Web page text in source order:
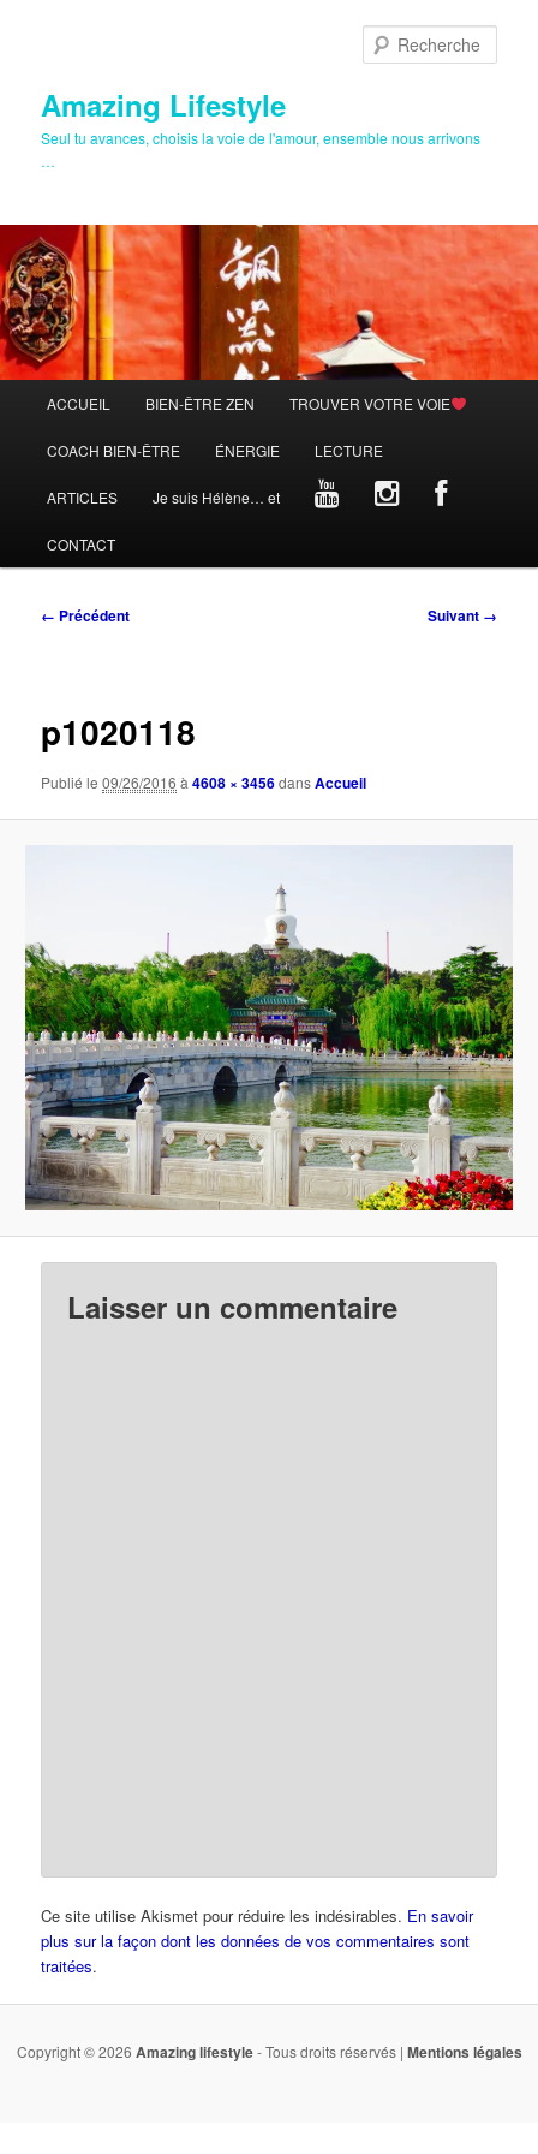
Amazing Lifestyle
Seul tu avances, choisis la voie de l'amour, ensemble nous arrivons
…
principal
ACCUEIL BIEN-ÊTRE ZEN TROUVER VOTRE VOIE
COACH BIEN-ÊTRE ÉNERGIE LECTURE
ARTICLES Je suis Hélène… et
CONTACT
Navigation
← Précédent Suivant →
p1020118
Publié le09/26/2016 à4608 × 3456dansAccueil
Laisser un commentaire
Ce site utilise Akismet pour réduire les indésirables. En savoir
plus sur la façon dont les données de vos commentaires sont
traitées.
Copyright © 2026 Amazing lifestyle- Tous droits réservés | Mentions légales